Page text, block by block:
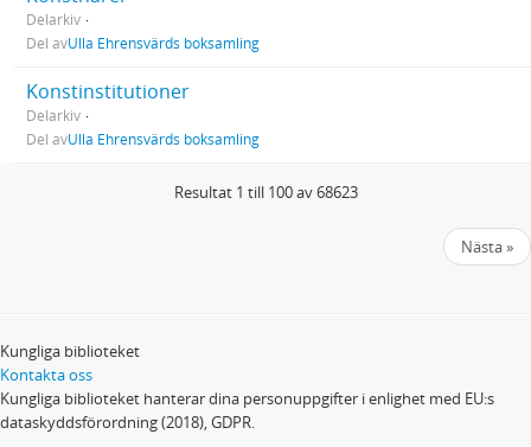
Delarkiv
Del avUlla Ehrensvärds boksamling
Konstinstitutioner
Delarkiv
Del avUlla Ehrensvärds boksamling
Resultat 1 till 100 av 68623
Nästa »
Kungliga biblioteket
Kontakta oss
Kungliga biblioteket hanterar dina personuppgifter i enlighet med EU:s
dataskyddsförordning (2018), GDPR.